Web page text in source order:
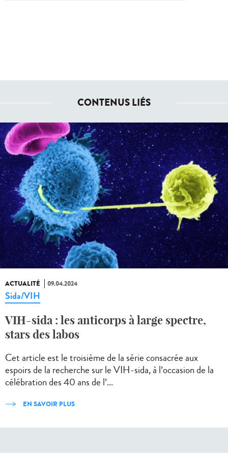
CONTENUS LIÉS
ACTUALITÉ 09.04.2024
Sida/VIH
VIH-sida : les anticorps à large spectre,
stars des labos
Cet article est le troisième de la série consacrée aux
espoirs de la recherche sur le VIH-sida, à l’occasion de la
célébration des 40 ans de l’...
EN SAVOIR PLUS